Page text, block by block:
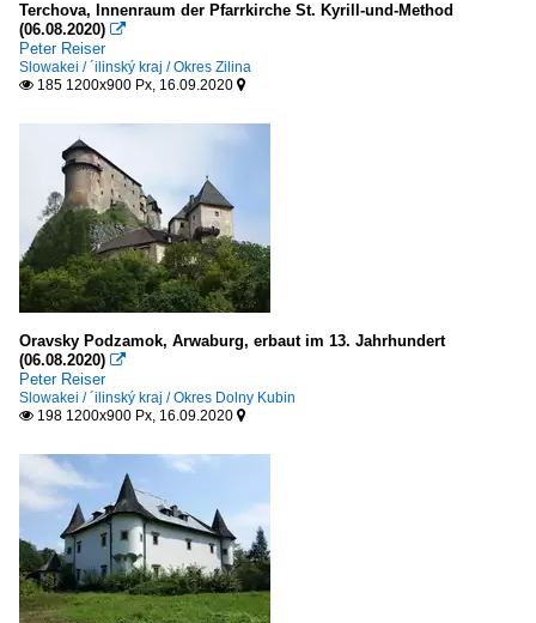
Terchova, Innenraum der Pfarrkirche St. Kyrill-und-Method
(06.08.2020) 
Peter Reiser
Slowakei / ´ilinský kraj / Okres Zilina
 185 1200x900 Px, 16.09.2020 
Oravsky Podzamok, Arwaburg, erbaut im 13. Jahrhundert
(06.08.2020) 
Peter Reiser
Slowakei / ´ilinský kraj / Okres Dolny Kubin
 198 1200x900 Px, 16.09.2020 